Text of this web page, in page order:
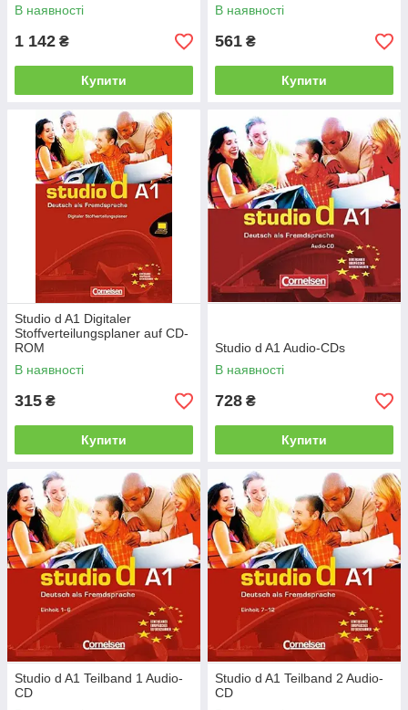
В наявності
1 142 ₴
Купити
В наявності
561 ₴
Купити
Studio d A1 Digitaler
Stoffverteilungsplaner auf CD-
ROM
В наявності
315 ₴
Купити
Studio d A1 Audio-CDs
В наявності
728 ₴
Купити
Studio d A1 Teilband 1 Audio-
CD
Studio d A1 Teilband 2 Audio-
CD